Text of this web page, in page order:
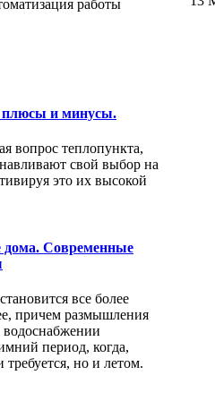
работы
и минусы.
вопрос теплопункта,
свой выбор на
это их высокой
дома. Современные
все более
причем размышления
водоснабжении
период, когда,
требуется, но и летом.